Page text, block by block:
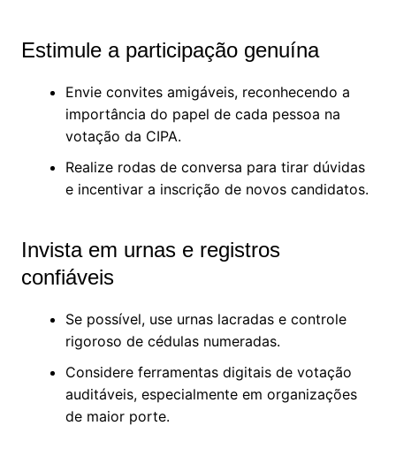
Estimule a participação genuína
Envie convites amigáveis, reconhecendo a
importância do papel de cada pessoa na
votação da CIPA.
Realize rodas de conversa para tirar dúvidas
e incentivar a inscrição de novos candidatos.
Invista em urnas e registros
confiáveis
Se possível, use urnas lacradas e controle
rigoroso de cédulas numeradas.
Considere ferramentas digitais de votação
auditáveis, especialmente em organizações
de maior porte.